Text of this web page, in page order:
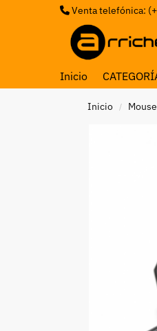
Venta telefónica:
Inicio
Inicio / Mouse